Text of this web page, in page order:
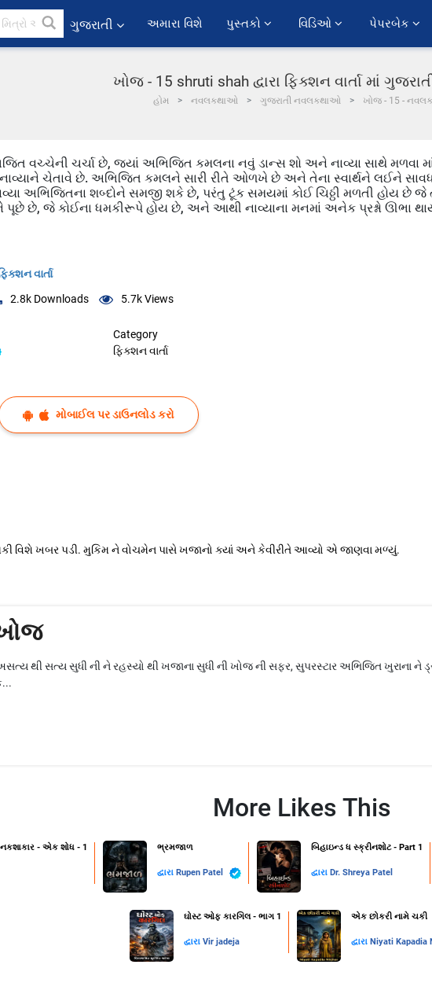
ગુજરાતી અમારા વિશે પુસ્તકો વિડિઓ પેપરબેક
ખોજ - 15 shruti shah દ્વારા ફિક્શન વાર્તા માં
હોમ નવલકથાઓ ગુજરાતી નવલકથાઓ ખોજ - 15 -
વચ્ચેની ચર્ચા છે, જ્યાં અભિજિત કમલના નવું ડાન્સ શો અને નાવ્યા સાથે મળવા
નાવ્યાને ચેતાવે છે. અભિજિત કમલને સારી રીતે ઓળખે છે અને તેના સ્વાર્થને લઈને
અભિજિતના શબ્દોને સમજી શકે છે, પરંતુ ટૂંક સમયમાં કોઈ ચિઠ્ઠી મળતી હોય છે જે
પૂછે છે, જે કોઈના ધમકીરૂપે હોય છે, અને આથી નાવ્યાના મનમાં અનેક પ્રશ્નો ઊભા
વાર્તા
2.8k Downloads 5.7kViews
Category
ફિક્શન વાર્તા
મોબાઈલ પર ડાઉનલોડ કરો
વિશે ખબર પડી. મુકિમ ને વોચમેન પાસે ખજાનો ક્યાં અને કેવીરીતે આવ્યો એ જાણવા મળ્યું.
થી સત્ય સુધી ની ને રહસ્યો થી ખજાના સુધી ની ખોજ ની સફર, સુપરસ્ટાર અભિજિત ખુરાના
More Likes This
- એક શોધ - 1 ભ્રમજાળ
દ્વારા Rupen Patel
બિહાઇન્ડ ધ સ્ક્રીનશોટ - Part 1
દ્વારા Dr. Shreya Patel
ઘોસ્ટ ઓફ કારગિલ - ભાગ 1
દ્વારા Vir jadeja
એક છોકરી નામે ચકી
દ્વારા Niyati Kapadia